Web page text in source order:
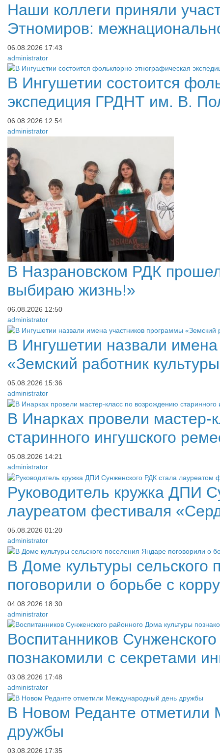
​Наши коллеги приняли
Этномиров:
06.08.2026 17:43
administrator
В Ингушетии состоится
экспедиция ГРДНТ им. В.
06.08.2026 12:54
administrator
В Назрановском РДК
выбираю жизнь!»
06.08.2026 12:50
administrator
В Ингушетии назвали
«Земский работник
05.08.2026 15:36
administrator
В Инарках провели мастер-
старинного ингушского
05.08.2026 14:21
administrator
Руководитель кружка ДПИ
лауреатом фестиваля
05.08.2026 01:20
administrator
​В Доме культуры сельского
поговорили о борьбе с
04.08.2026 18:30
administrator
​Воспитанников
познакомили с секретами
03.08.2026 17:48
administrator
​В Новом Реданте
дружбы
03.08.2026 17:35